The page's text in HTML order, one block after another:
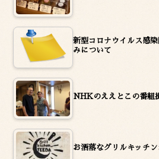
新型コロナウイルス感
みについて
NHKのええとこの番組
お洒落なグリルキッチ